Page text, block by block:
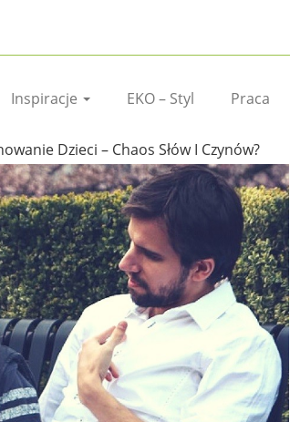
Inspiracje EKO – Styl Praca
Dzieci – Chaos Słów I Czynów?